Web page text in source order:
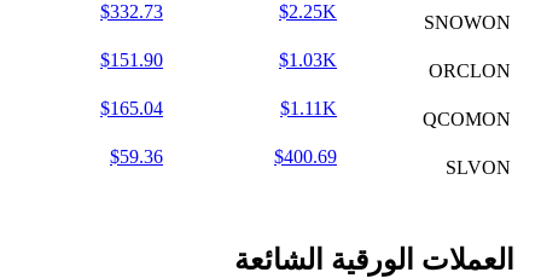
SNOWON
$2.25K
$332.73
ORCLON
$1.03K
$151.90
QCOMON
$1.11K
$165.04
SLVON
$400.69
$59.36
العملات الورقية الشائعة